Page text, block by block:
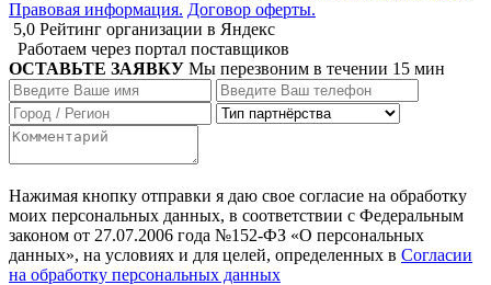
Правовая информация. Договор оферты.
5,0 Рейтинг организации в Яндекс
Работаем через портал поставщиков
ОСТАВЬТЕ ЗАЯВКУ Мы перезвоним в течении 15 мин
Нажимая кнопку отправки я даю свое согласие на обработку
моих персональных данных, в соответствии с Федеральным
законом от 27.07.2006 года №152-ФЗ «О персональных
данных», на условиях и для целей, определенных в Согласии
на обработку персональных данных